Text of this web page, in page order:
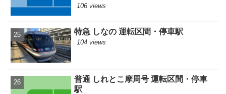
106 views
特急 しなの 運転区間・停車駅
104 views
普通 しれとこ摩周号 運転区間・停車
駅